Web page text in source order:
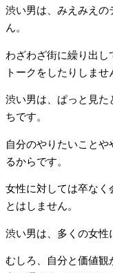
渋い男は、みえみえの
ん。
わざわざ街に繰り出
トークをしたりしませ
渋い男は、ぱっと見た
ちです。
自分のやりたいこと
るからです。
女性に対しては卒なく
とはしません。
渋い男は、多くの女性
むしろ、自分と価値観